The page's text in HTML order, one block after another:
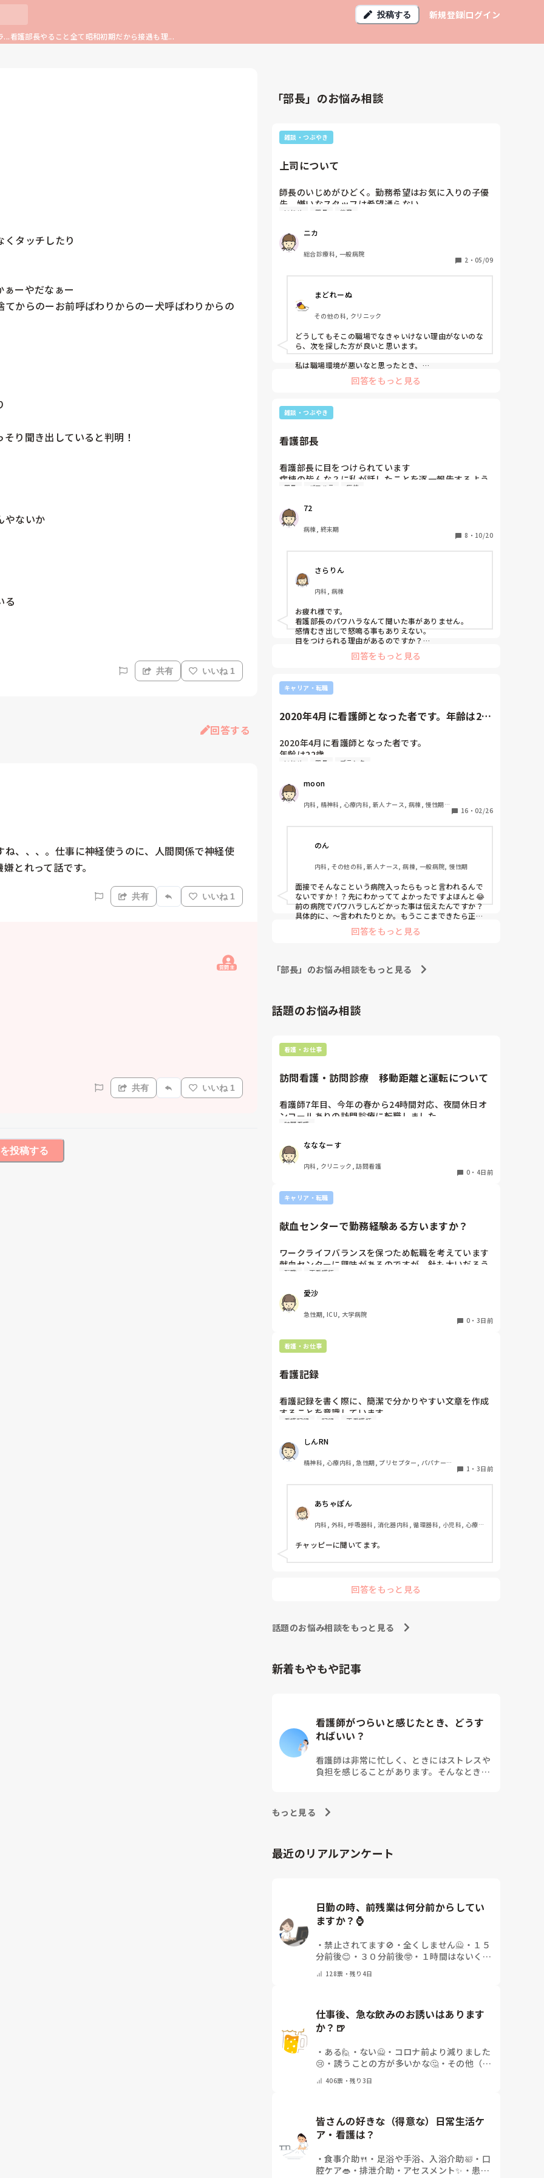
投稿する 新規登録ログイン
...看護部長やること全て昭和初期だから接遇も理...
タッチしたり
ーやだなぁー
からのーお前呼ばわりからのー犬呼ばわりからの
り聞き出していると判明！
やないか
る
共有 いいね 1
回答する
、、、。仕事に神経使うのに、人間関係で神経使
とれって話です。
共有 いいね 1
質問主
共有 いいね 1
投稿する
「部長」のお悩み相談
雑談・つぶやき
上司について
師長のいじめがひどく。勤務希望はお気に入りの子優
先。嫌いなスタッフは希望通らない。
心を傷めた先輩や後輩に対して精神科に行って薬を飲
く、ドン引きしました。やめるべきなのか、私も相談
したらこんなふうにいわれるのか。。
怖くなりました。次を探した方がいいですかね。。
いじめ 部長 後輩
ニカ
総合診療科, 一般病院
2 ・ 05/09
まどれーぬ
その他の科, クリニック
どうしてもそこの職場でなきゃいけない理由がないのな
ら、次を探した方が良いと思います。
私は職場環境が悪いなと思ったとき、
心身を脅かされるような環境に無理をしてまでしがみつ
く必要があるのか、
ということを考えます。
ますね。
職場はそこだけではないと思います。
回答をもっと見る
雑談・つぶやき
看護部長
看護部長に目をつけられています
病棟の皆んな？に私が話したことを逐一報告するよう
に命令してるそうです
かなり高度なパワハラですよね？
皆んな誇張してチクりを入れてることがわかりました
看護部長が感情剥き出しにして怒鳴りにきました！
かなりのパワハラですよね？
部長 パワハラ 病棟
72
病棟, 終末期
8 ・ 10/20
さらりん
内科, 病棟
お疲れ様です。
看護部長のパワハラなんて聞いた事がありません。
感情むき出しで怒鳴る事もありえない。
目をつけられる理由があるのですか？
普段関わることのない看護部長からパワハラを受けるな
んて、ちょっと考えにくいですよね。
回答をもっと見る
キャリア・転職
2020年4月に看護師となった者です。年齢は22
2020年4月に看護師となった者です。
年齢は22歳。
4日前にも質問致しましたが…
配属先の手術室がまったく合わなかったことやパワハ
ラ・いじめ等により勤め先への不信感が募ったことで
1月末で新卒で入職した総合病院を退職致しました。
面接に行ってきました。
クOK・未経験歓迎・経歴はこだわりません｣と記載さ
れてありました。
面接では事務長から｢本当のことを話していない気が
する。普通は1月でなんか辞めない。患者さんと密に
関わりたいってだけが退職理由じゃないでしょ!!もっ
と他に退職理由があるだろ!!看護師がしんどかった!?オ
ペ室がしんどかった!?どっちや!?｣・｢1年未満で辞める
ったの!?｣等、今後のことよりも退職理由を根掘り葉掘
予想通りでしたが、やはり落ち込んでいます…。
時ありえない。そんなこと言う方がおかしい。｣｢そん
な経歴しか見てないところはこっちからお断りだ!くら
う思って、今後のことを考えているところです。
そして、今、もう1つ気になっている精神科病院があ
るのでそこへ面接に行こうかと考えているのです
が…。
り、その病院もナースセンターでの求人には｢ブランク
OK・未経験歓迎・経歴はこだわりません｣との記載で
すが、あの圧迫面接を受けた後だと、やっぱり1年未
まっている自分がいます。
どうしたら自信が持てるのでしょうか…。
なかったのか!?｣など怒鳴られる気がして仕方がありま
面接前の心構えや、どのように気持ちを切り替えて挑
んでいるのか、教えて頂けますと幸いです。
いじめ 部長 ブランク
moon
内科, 精神科, 心療内科, 新人ナース, 病棟, 慢性期,
16 ・ 02/26
のん
内科, その他の科, 新人ナース, 病棟, 一般病院, 慢性期
面接でそんなこという病院入ったらもっと言われるんで
ないですか！？先にわかっててよかったですよほんと😂
前の病院でパワハラしんどかった事は伝えたんですか？
具体的に、〜言われたりとか。もうここまできたら正直
に言うしかないですよね、知ってもらった方が楽。
回答をもっと見る
「部長」のお悩み相談をもっと見る
話題のお悩み相談
看護・お仕事
訪問看護・訪問診療　移動距離と運転について
看護師7年目、今年の春から24時間対応、夜間休日オ
ンコールありの訪問診療に転職しました。
元々就活の際にはエリアは片道30分程度と聞いており
上かかる市外の田舎にまで患者を受け入れる予定と。
日頃から運転しているとは言っても、深夜帯や冬道で
訪問に行くのはかなり不安で親からも止められていま
これって当たり前なんでしょうか？また同じような境
遇の方はどのような方法を取られているんでしょう
か？
訪問看護
なななーす
内科, クリニック, 訪問看護
0 ・ 4日前
キャリア・転職
献血センターで勤務経験ある方いますか？
ワークライフバランスを保つため転職を考えています
献血センターに興味があるのですが、針も太いだろう
し機械操作あるしイメージが湧きません
経験ある方いましたら、特別なスキルが必要かや働き
やすさなど教えていただきたいです！
転職 正看護師
愛沙
急性期, ICU, 大学病院
0 ・ 3日前
看護・お仕事
看護記録
看護記録を書く際に、簡潔で分かりやすい文章を作成
することを意識しています。
しかし忙しい日は、必要な情報を漏れなく記録するこ
皆さんは看護記録を効率よく作成するために工夫して
いることはありますか。
看護記録 記録 正看護師
しんRN
精神科, 心療内科, 急性期, プリセプター, パパナース,
1 ・ 3日前
あちゃぽん
内科, 外科, 呼吸器科, 消化器内科, 循環器科, 小児科, 心療内
リハビリ科, 総合診療科, 救急科, 超急性期, ICU, CCU,
HCU, その他の科, ママナース, 外来, 神経内科, 脳神経外科,
チャッピーに聞いてます。
回答をもっと見る
話題のお悩み相談をもっと見る
新着もやもや記事
看護師がつらいと感じたとき、どうす
ればいい？
看護師は非常に忙しく、ときにはストレスや
負担を感じることがあります。そんなとき、
を感じたときの対処法や秘訣を紹介します。
もっと見る
最近のリアルアンケート
日勤の時、前残業は何分前からしてい
ますか？⌚
・禁止されてます🚫 ・ 全くしません🙅 ・ １５
分前後😊 ・ ３０分前後🤓 ・ １時間はないくら
教えて下さい）
128票・残り4日
仕事後、急な飲みのお誘いはあります
か？🍺
・ ある🙋 ・ ない🙅 ・ コロナ前より減りました
😢 ・ 誘うことの方が多いかな🤔 ・ その他（コ
406票・残り3日
皆さんの好きな（得意な）日常生活ケ
ア・看護は？
・食事介助🍴 ・ 足浴や手浴、入浴介助🛀 ・ 口
腔ケア👄 ・ 排泄介助・アセスメント✨ ・ 患者